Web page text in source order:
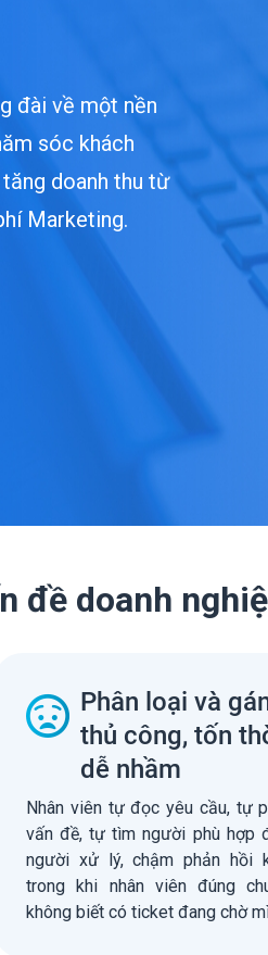
đài về một nền
sóc khách
doanh thu từ
Marketing.
đề doanh
Phân loại và
thủ công, tốn
dễ nhầm
Nhân viên tự đọc yêu cầu, tự
vấn đề, tự tìm người phù hợp
người xử lý, chậm phản hồi
trong khi nhân viên đúng
không biết có ticket đang chờ